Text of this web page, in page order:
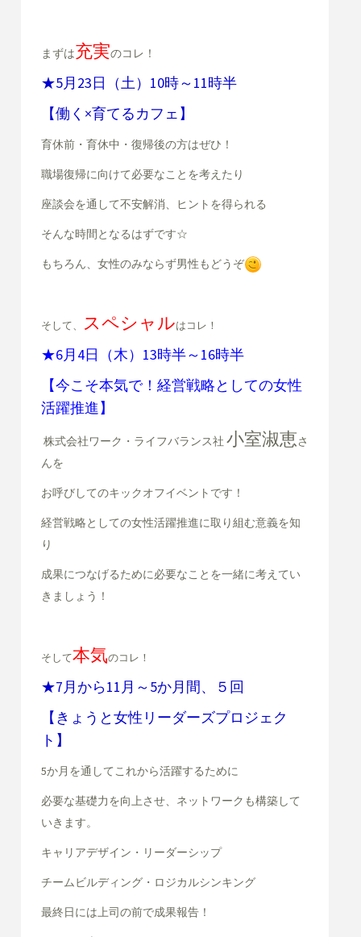
まずは充実のコレ！
★5月23日（土）10時～11時半
【働く×育てるカフェ】
育休前・育休中・復帰後の方はぜひ！
職場復帰に向けて必要なことを考えたり
座談会を通して不安解消、ヒントを得られる
そんな時間となるはずです☆
もちろん、女性のみならず男性もどうぞ
そして、 スペシャルはコレ！
★6月4日（木）13時半～16時半
【今こそ本気で！経営戦略としての女性
活躍推進】
株式会社ワーク・ライフバランス社小室淑恵さ
んを
お呼びしてのキックオフイベントです！
経営戦略としての女性活躍推進に取り組む意義を知
り
成果につなげるために必要なことを一緒に考えてい
きましょう！
そして本気のコレ！
★7月から11月～5か月間、５回
【きょうと女性リーダーズプロジェク
ト】
5か月を通してこれから活躍するために
必要な基礎力を向上させ、ネットワークも構築して
いきます。
キャリアデザイン・リーダーシップ
チームビルディング・ ロジカルシンキング
最終日には上司の前で成果報告 ！